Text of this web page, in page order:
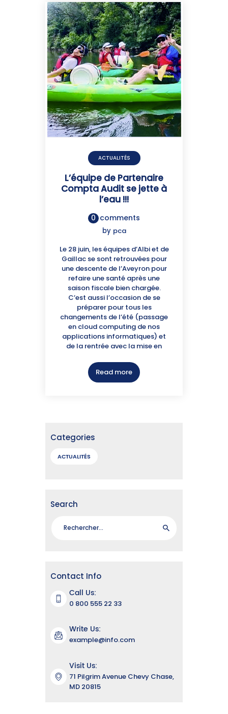
ACTUALITÉS
L’équipe de Partenaire
Compta Audit se jette à
l’eau !!!
0 comments
by pca
Le 28 juin, les équipes d’Albi et de
Gaillac se sont retrouvées pour
une descente de l’Aveyron pour
refaire une santé après une
saison fiscale bien chargée.
C’est aussi l’occasion de se
préparer pour tous les
changements de l’été (passage
en cloud computing de nos
applications informatiques) et
de la rentrée avec la mise en
Read more
Categories
ACTUALITÉS
Search
Contact Info
Call Us:
0 800 555 22 33
Write Us:
example@info.com
Visit Us:
71 Pilgrim Avenue Chevy Chase,
MD 20815